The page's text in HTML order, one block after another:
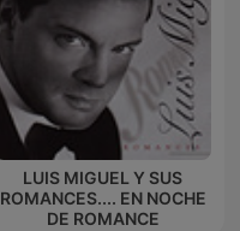
LUIS MIGUEL Y SUS
ROMANCES.... EN NOCHE
DE ROMANCE